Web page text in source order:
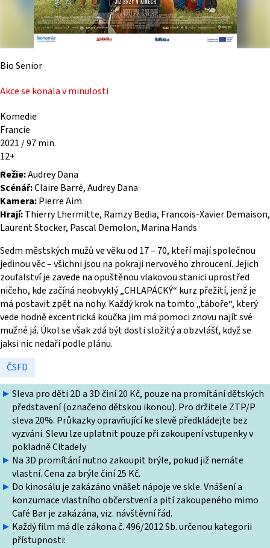
Sleva pro děti 2D a 3D činí 20 Kč, pouze na promítání dětských
představení (označeno dětskou ikonou). Pro držitele ZTP/P
sleva 20%. Průkazky opravňující ke slevě předkládejte bez
vyzvání. Slevu lze uplatnit pouze při zakoupení vstupenky v
pokladně Citadely
Na 3D promítání nutno zakoupit brýle, pokud již nemáte
vlastní. Cena za brýle činí 25 Kč.
Do kinosálu je zakázáno vnášet nápoje ve skle. Vnášení a
konzumace vlastního občerstvení a pití zakoupeného mimo
Café Bar je zakázána, viz. návštěvní řád.
Každý film má dle zákona č. 496/2012 Sb. určenou kategorii
přístupnosti:
Bio Senior
Akce se konala v minulosti
Komedie
Francie
2021 / 97 min.
12+
Režie:Audrey Dana
Scénář:Claire Barré, Audrey Dana
Kamera:Pierre Aim
Hrají:Thierry Lhermitte, Ramzy Bedia, Francois-Xavier Demaison,
Laurent Stocker, Pascal Demolon, Marina Hands
Sedm městských mužů ve věku od 17 – 70, kteří mají společnou
jedinou věc – všichni jsou na pokraji nervového zhroucení. Jejich
zoufalství je zavede na opuštěnou vlakovou stanici uprostřed
ničeho, kde začíná neobvyklý „CHLAPÁCKÝ“ kurz přežití, jenž je
má postavit zpět na nohy. Každý krok na tomto „táboře“, který
vede hodně excentrická koučka jim má pomoci znovu najít své
mužné já. Úkol se však zdá být dosti složitý a obzvlášť, když se
jaksi nic nedaří podle plánu.
ČSFD